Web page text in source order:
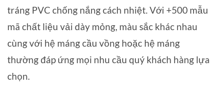
tráng PVC chống nắng cách nhiệt. Với +500 mẫu
mã chất liệu vải dày mỏng, màu sắc khác nhau
cùng với hệ máng cầu vồng hoặc hệ máng
thường đáp ứng mọi nhu cầu quý khách hàng lựa
chọn.